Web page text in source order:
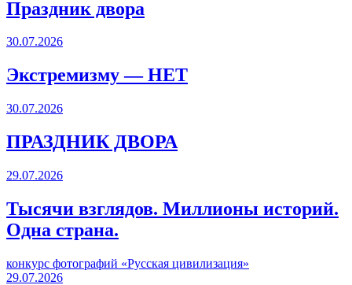
Праздник двора
30.07.2026
Экстремизму — НЕТ
30.07.2026
ПРАЗДНИК ДВОРА️
29.07.2026
Тысячи взглядов. Миллионы историй.
Одна страна.
конкурс фотографий «Русская цивилизация»
29.07.2026